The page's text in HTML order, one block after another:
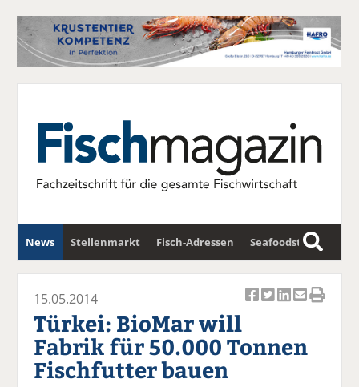
News Stellenmarkt Fisch-Adressen Seafoodstar
Fischwirtschafts-Gipfel Newsletter
S
u
c
k k k k
15.05.2014
Türkei: BioMar will
Fabrik für 50.000 Tonnen
Fischfutter bauen